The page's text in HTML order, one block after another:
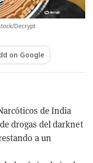
Decrypt
on Google
de India
drogas del darknet
a un